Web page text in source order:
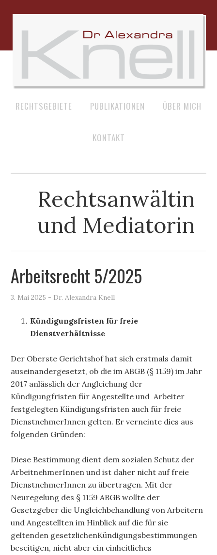
RECHTSGEBIETE PUBLIKATIONEN ÜBER MICH
KONTAKT
Rechtsanwältin
und Mediatorin
Arbeitsrecht 5/2025
3. Mai 2025 - Dr. Alexandra Knell
Kündigungsfristen für freie
Dienstverhältnisse
Der Oberste Gerichtshof hat sich erstmals damit
auseinandergesetzt, ob die im ABGB (§ 1159) im Jahr
2017 anlässlich der Angleichung der
Kündigungfristen für Angestellte und Arbeiter
festgelegten Kündigungsfristen auch für freie
DienstnehmerInnen gelten. Er verneinte dies aus
folgenden Gründen:
Diese Bestimmung dient dem sozialen Schutz der
ArbeitnehmerInnen und ist daher nicht auf freie
DienstnehmerInnen zu übertragen. Mit der
Neuregelung des § 1159 ABGB wollte der
Gesetzgeber die Ungleichbehandlung von Arbeitern
und Angestellten im Hinblick auf die für sie
geltenden gesetzlichenKündigungsbestimmungen
beseitigen, nicht aber ein einheitliches